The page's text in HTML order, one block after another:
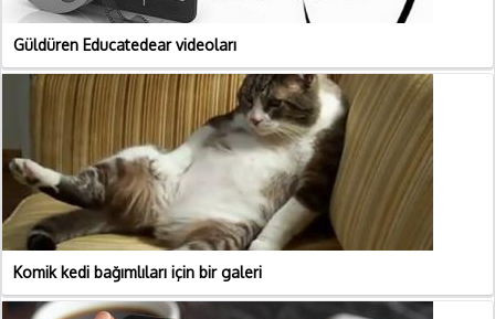
Güldüren Educatedear videoları
Komik kedi bağımlıları için bir galeri